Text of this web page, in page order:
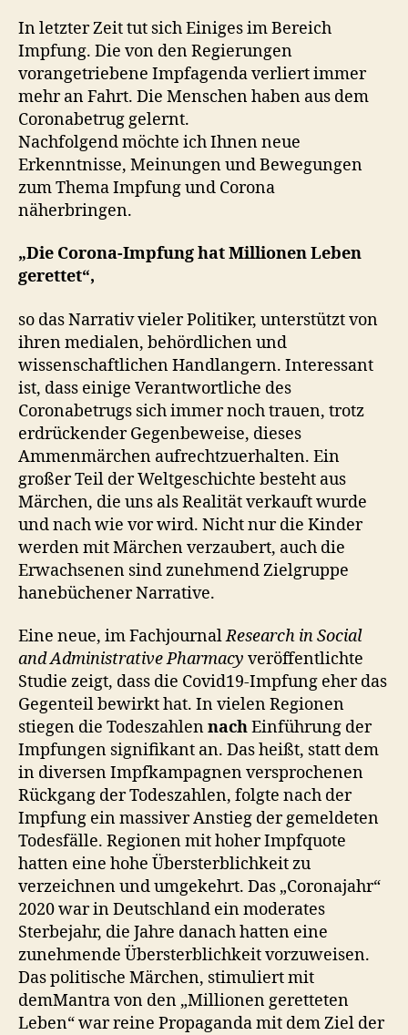
In letzter Zeit tut sich Einiges im Bereich
Impfung. Die von den Regierungen
vorangetriebene Impfagenda verliert immer
mehr an Fahrt. Die Menschen haben aus dem
Coronabetrug gelernt.
Nachfolgend möchte ich Ihnen neue
Erkenntnisse, Meinungen und Bewegungen
zum Thema Impfung und Corona
näherbringen.
„Die Corona-Impfung hat Millionen Leben
gerettet“,
so das Narrativ vieler Politiker, unterstützt von
ihren medialen, behördlichen und
wissenschaftlichen Handlangern. Interessant
ist, dass einige Verantwortliche des
Coronabetrugs sich immer noch trauen, trotz
erdrückender Gegenbeweise, dieses
Ammenmärchen aufrechtzuerhalten. Ein
großer Teil der Weltgeschichte besteht aus
Märchen, die uns als Realität verkauft wurde
und nach wie vor wird. Nicht nur die Kinder
werden mit Märchen verzaubert, auch die
Erwachsenen sind zunehmend Zielgruppe
hanebüchener Narrative.
Eine neue, im FachjournalResearch in Social
and Administrative Pharmacy veröffentlichte
Studie zeigt, dass die Covid19-Impfung eher das
Gegenteil bewirkt hat. In vielen Regionen
stiegen die TodeszahlennachEinführung der
Impfungen signifikant an. Das heißt, statt dem
in diversen Impfkampagnen versprochenen
Rückgang der Todeszahlen, folgte nach der
Impfung ein massiver Anstieg der gemeldeten
Todesfälle. Regionen mit hoher Impfquote
hatten eine hohe Übersterblichkeit zu
verzeichnen und umgekehrt. Das „Coronajahr“
2020 war in Deutschland ein moderates
Sterbejahr, die Jahre danach hatten eine
zunehmende Übersterblichkeit vorzuweisen.
Das politische Märchen, stimuliert mit
demMantra von den „Millionen geretteten
Leben“ war reine Propaganda mit dem Ziel der